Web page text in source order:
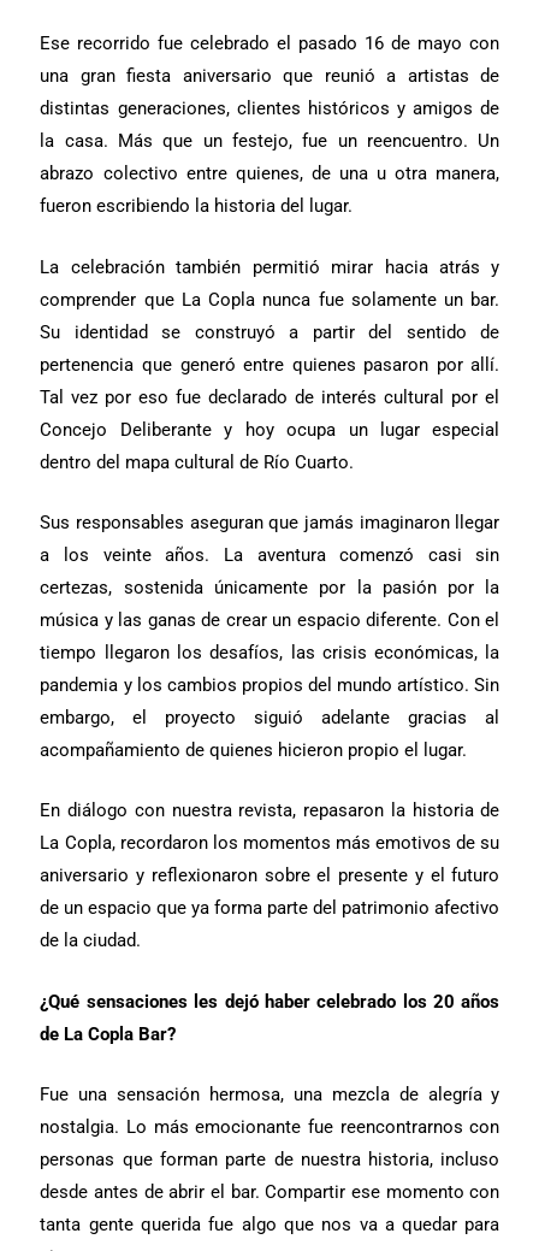
Ese recorrido fue celebrado el pasado 16 de mayo con
una gran fiesta aniversario que reunió a artistas de
distintas generaciones, clientes históricos y amigos de
la casa. Más que un festejo, fue un reencuentro. Un
abrazo colectivo entre quienes, de una u otra manera,
fueron escribiendo la historia del lugar.
La celebración también permitió mirar hacia atrás y
comprender que La Copla nunca fue solamente un bar.
Su identidad se construyó a partir del sentido de
pertenencia que generó entre quienes pasaron por allí.
Tal vez por eso fue declarado de interés cultural por el
Concejo Deliberante y hoy ocupa un lugar especial
dentro del mapa cultural de Río Cuarto.
Sus responsables aseguran que jamás imaginaron llegar
a los veinte años. La aventura comenzó casi sin
certezas, sostenida únicamente por la pasión por la
música y las ganas de crear un espacio diferente. Con el
tiempo llegaron los desafíos, las crisis económicas, la
pandemia y los cambios propios del mundo artístico. Sin
embargo, el proyecto siguió adelante gracias al
acompañamiento de quienes hicieron propio el lugar.
En diálogo con nuestra revista, repasaron la historia de
La Copla, recordaron los momentos más emotivos de su
aniversario y reflexionaron sobre el presente y el futuro
de un espacio que ya forma parte del patrimonio afectivo
de la ciudad.
¿Qué sensaciones les dejó haber celebrado los 20 años
de La Copla Bar?
Fue una sensación hermosa, una mezcla de alegría y
nostalgia. Lo más emocionante fue reencontrarnos con
personas que forman parte de nuestra historia, incluso
desde antes de abrir el bar. Compartir ese momento con
tanta gente querida fue algo que nos va a quedar para